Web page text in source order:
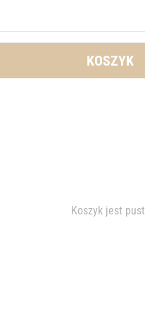
KOSZYK
Koszyk jest